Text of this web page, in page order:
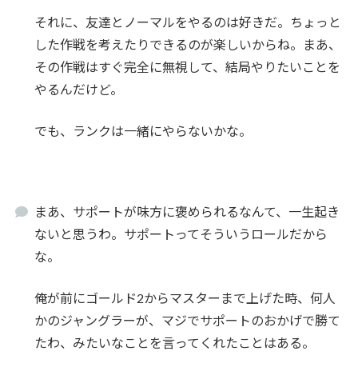
それに、友達とノーマルをやるのは好きだ。ちょっと
した作戦を考えたりできるのが楽しいからね。まあ、
その作戦はすぐ完全に無視して、結局やりたいことを
やるんだけど。
でも、ランクは一緒にやらないかな。
まあ、サポートが味方に褒められるなんて、一生起き
ないと思うわ。サポートってそういうロールだから
な。
俺が前にゴールド2からマスターまで上げた時、何人
かのジャングラーが、マジでサポートのおかげで勝て
たわ、みたいなことを言ってくれたことはある。